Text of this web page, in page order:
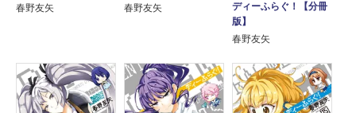
春野友矢
春野友矢
ディーふらぐ！【分冊
版】
春野友矢